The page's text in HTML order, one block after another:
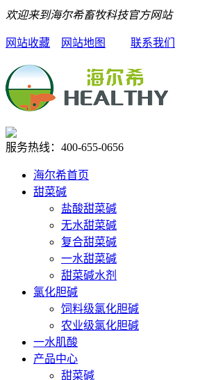
欢迎来到海尔希畜牧科技官方网站
网站收藏 网站地图 联系我们
服务热线： 400-655-0656
海尔希首页
甜菜碱
盐酸甜菜碱
无水甜菜碱
复合甜菜碱
一水甜菜碱
甜菜碱水剂
氯化胆碱
饲料级氯化胆碱
农业级氯化胆碱
一水肌酸
产品中心
甜菜碱